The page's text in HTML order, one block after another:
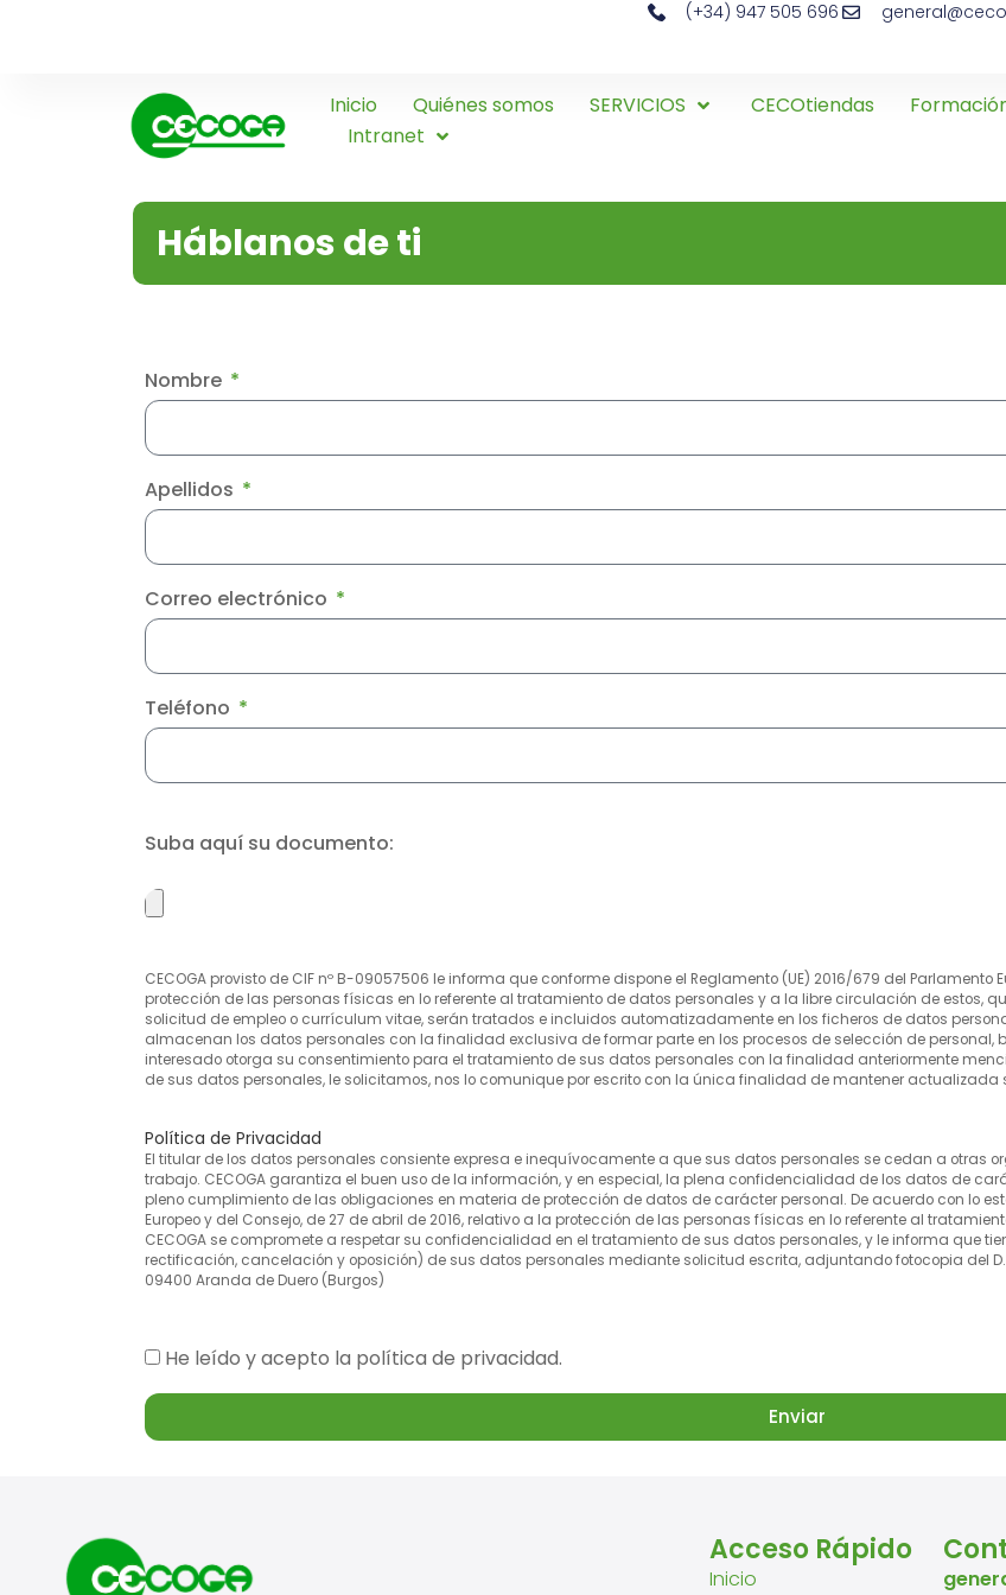
(+34) 947 505 696
Inicio Quiénes somos SERVICIOS CECOtiendas
Intranet
Háblanos de ti
Nombre
Apellidos
Correo electrónico
Teléfono
Suba aquí su documento:
CECOGA provisto de CIF nº B-09057506 le informa que conforme dispone el Reglamento (UE) 2016/679 del Parlamento
protección de las personas físicas en lo referente al tratamiento de datos personales y a la libre circulación de estos,
solicitud de empleo o currículum vitae, serán tratados e incluidos automatizadamente en los ficheros de datos
almacenan los datos personales con la finalidad exclusiva de formar parte en los procesos de selección de personal,
interesado otorga su consentimiento para el tratamiento de sus datos personales con la finalidad anteriormente
de sus datos personales, le solicitamos, nos lo comunique por escrito con la única finalidad de mantener
Política de Privacidad
El titular de los datos personales consiente expresa e inequívocamente a que sus datos personales se cedan a otras
trabajo. CECOGA garantiza el buen uso de la información, y en especial, la plena confidencialidad de los datos de
pleno cumplimiento de las obligaciones en materia de protección de datos de carácter personal. De acuerdo con lo
Europeo y del Consejo, de 27 de abril de 2016, relativo a la protección de las personas físicas en lo referente al
CECOGA se compromete a respetar su confidencialidad en el tratamiento de sus datos personales, y le informa que
rectificación, cancelación y oposición) de sus datos personales mediante solicitud escrita, adjuntando fotocopia del
09400 Aranda de Duero (Burgos)
He leído y acepto la política de privacidad.
Enviar
Acceso Rápido
Inicio